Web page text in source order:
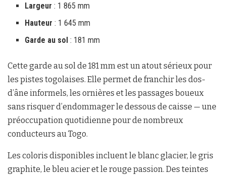
Largeur : 1 865 mm
Hauteur : 1 645 mm
Garde au sol : 181 mm
Cette garde au sol de 181 mm est un atout sérieux pour
les pistes togolaises. Elle permet de franchir les dos-
d’âne informels, les ornières et les passages boueux
sans risquer d’endommager le dessous de caisse — une
préoccupation quotidienne pour de nombreux
conducteurs au Togo.
Les coloris disponibles incluent le blanc glacier, le gris
graphite, le bleu acier et le rouge passion. Des teintes